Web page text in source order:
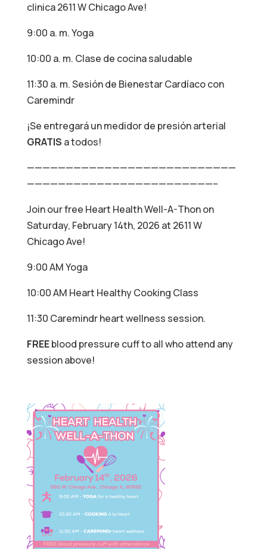
clinica 2611 W Chicago Ave!
9:00 a. m. Yoga
10:00 a. m. Clase de cocina saludable
11:30 a. m. Sesión de Bienestar Cardíaco con
Caremindr
¡Se entregará un medidor de presión arterial
GRATIS a todos!
———————————————————————————
————————————————————————–
Join our free Heart Health Well-A-Thon on
Saturday, February 14th, 2026 at 2611 W
Chicago Ave!
9:00 AM Yoga
10:00 AM Heart Healthy Cooking Class
11:30 Caremindr heart wellness session.
FREEblood pressure cuff to all who attend any
session above!